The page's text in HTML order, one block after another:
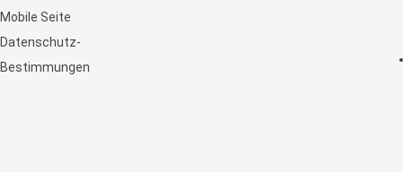
Mobile Seite
Datenschutz-
Bestimmungen